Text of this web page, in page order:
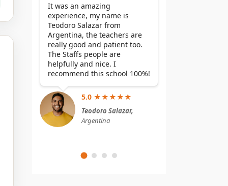
It was an amazing
experience, my name is
Teodoro Salazar from
Argentina, the teachers are
really good and patient too.
The Staffs people are
helpfully and nice. I
recommend this school 100%!
5.0 ★★★★★
Teodoro Salazar,
Argentina